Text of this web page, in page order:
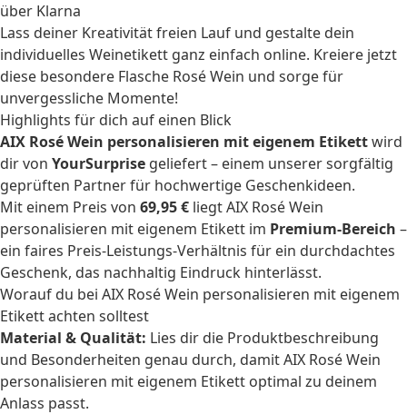
über Klarna
Lass deiner Kreativität freien Lauf und gestalte dein
individuelles Weinetikett ganz einfach online. Kreiere jetzt
diese besondere Flasche Rosé Wein und sorge für
unvergessliche Momente!
Highlights für dich auf einen Blick
AIX Rosé Wein personalisieren mit eigenem Etikettwird
dir von YourSurprise geliefert – einem unserer sorgfältig
geprüften Partner für hochwertige Geschenkideen.
Mit einem Preis von 69,95 € liegt AIX Rosé Wein
personalisieren mit eigenem Etikett im Premium-Bereich –
ein faires Preis-Leistungs-Verhältnis für ein durchdachtes
Geschenk, das nachhaltig Eindruck hinterlässt.
Worauf du bei AIX Rosé Wein personalisieren mit eigenem
Etikett achten solltest
Material & Qualität: Lies dir die Produktbeschreibung
und Besonderheiten genau durch, damit AIX Rosé Wein
personalisieren mit eigenem Etikett optimal zu deinem
Anlass passt.